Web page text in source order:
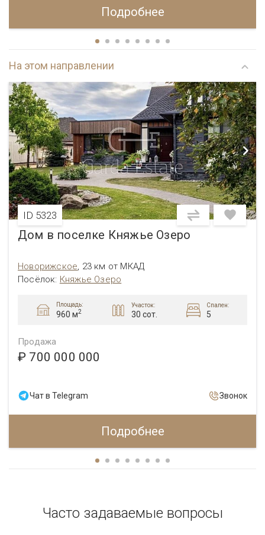
Подробнее
На этом направлении
ID 5323
Дом в поселке Княжье Озеро
Новорижское, 23 км от МКАД
Посёлок: Княжье Озеро
Площадь:
960 м2
Участок:
30 сот.
Спален:
5
Продажа
₽ 700 000 000
Чат в Telegram Звонок
Подробнее
Часто задаваемые вопросы